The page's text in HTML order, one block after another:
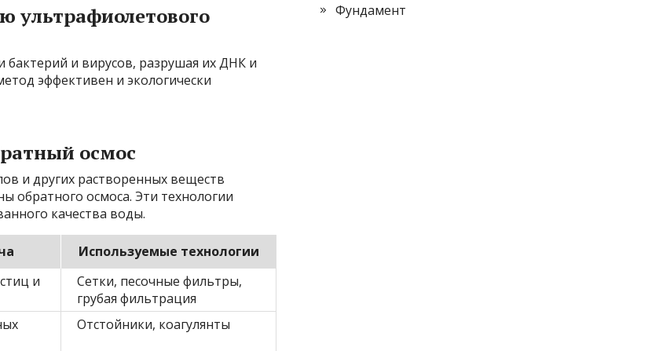
ультрафиолетового
и вирусов, разрушая их ДНК и
эффективен и экологически
осмос
и других растворенных веществ
осмоса. Эти технологии
качества воды.
Используемые технологии
и
Сетки, песочные фильтры,
грубая фильтрация
Отстойники, коагулянты
Фундамент